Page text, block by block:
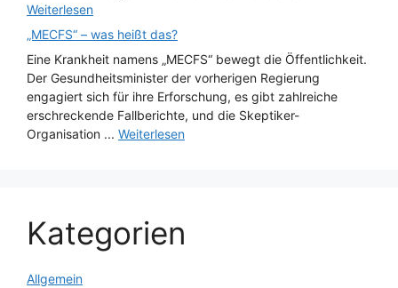
Weiterlesen
„MECFS“ – was heißt das?
Eine Krankheit namens „MECFS“ bewegt die Öffentlichkeit.
Der Gesundheitsminister der vorherigen Regierung
engagiert sich für ihre Erforschung, es gibt zahlreiche
erschreckende Fallberichte, und die Skeptiker-
Organisation ... Weiterlesen
Kategorien
Allgemein